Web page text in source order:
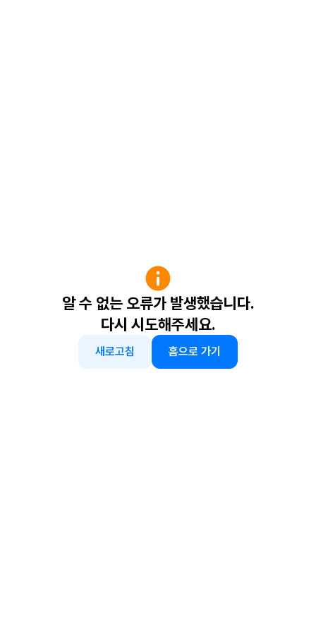
알 수 없는 오류가 발생했습니다.
다시 시도해주세요.
새로고침 홈으로 가기